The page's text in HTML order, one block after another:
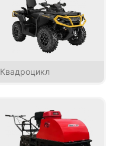
Квадроцикл